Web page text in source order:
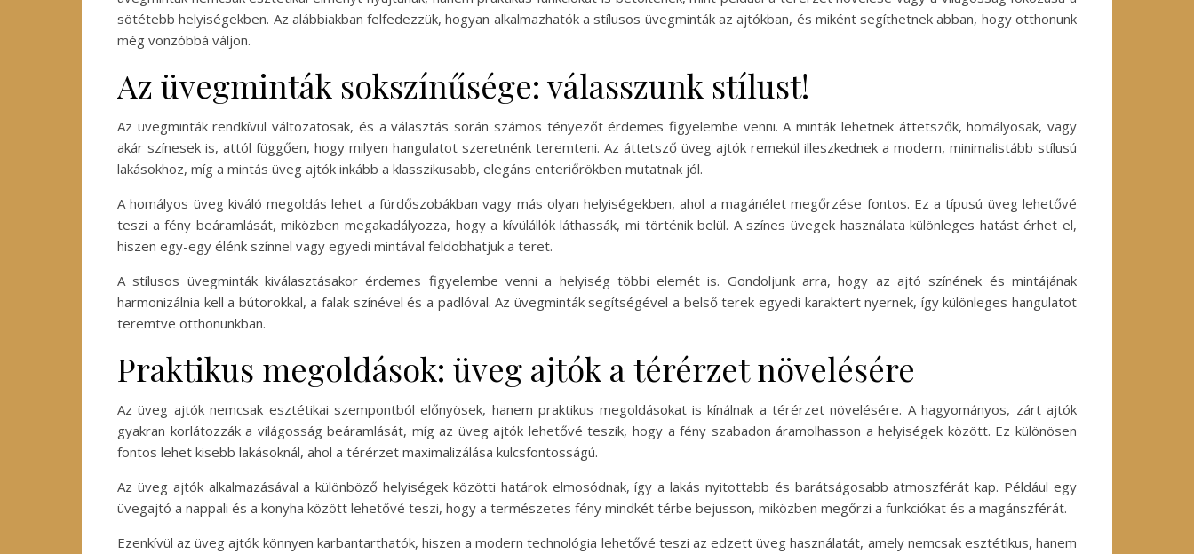
sötétebb helyiségekben. Az alábbiakban felfedezzük, hogyan alkalmazhatók a stílusos üvegminták az ajtókban, és miként segíthetnek abban, hogy otthonunk
még vonzóbbá váljon.
Az üvegminták sokszínűsége: válasszunk stílust!
Az üvegminták rendkívül változatosak, és a választás során számos tényezőt érdemes figyelembe venni. A minták lehetnek áttetszők, homályosak, vagy
akár színesek is, attól függően, hogy milyen hangulatot szeretnénk teremteni. Az áttetsző üveg ajtók remekül illeszkednek a modern, minimalistább stílusú
lakásokhoz, míg a mintás üveg ajtók inkább a klasszikusabb, elegáns enteriőrökben mutatnak jól.
A homályos üveg kiváló megoldás lehet a fürdőszobákban vagy más olyan helyiségekben, ahol a magánélet megőrzése fontos. Ez a típusú üveg lehetővé
teszi a fény beáramlását, miközben megakadályozza, hogy a kívülállók láthassák, mi történik belül. A színes üvegek használata különleges hatást érhet el,
hiszen egy-egy élénk színnel vagy egyedi mintával feldobhatjuk a teret.
A stílusos üvegminták kiválasztásakor érdemes figyelembe venni a helyiség többi elemét is. Gondoljunk arra, hogy az ajtó színének és mintájának
harmonizálnia kell a bútorokkal, a falak színével és a padlóval. Az üvegminták segítségével a belső terek egyedi karaktert nyernek, így különleges hangulatot
teremtve otthonunkban.
Praktikus megoldások: üveg ajtók a térérzet növelésére
Az üveg ajtók nemcsak esztétikai szempontból előnyösek, hanem praktikus megoldásokat is kínálnak a térérzet növelésére. A hagyományos, zárt ajtók
gyakran korlátozzák a világosság beáramlását, míg az üveg ajtók lehetővé teszik, hogy a fény szabadon áramolhasson a helyiségek között. Ez különösen
fontos lehet kisebb lakásoknál, ahol a térérzet maximalizálása kulcsfontosságú.
Az üveg ajtók alkalmazásával a különböző helyiségek közötti határok elmosódnak, így a lakás nyitottabb és barátságosabb atmoszférát kap. Például egy
üvegajtó a nappali és a konyha között lehetővé teszi, hogy a természetes fény mindkét térbe bejusson, miközben megőrzi a funkciókat és a magánszférát.
Ezenkívül az üveg ajtók könnyen karbantarthatók, hiszen a modern technológia lehetővé teszi az edzett üveg használatát, amely nemcsak esztétikus, hanem